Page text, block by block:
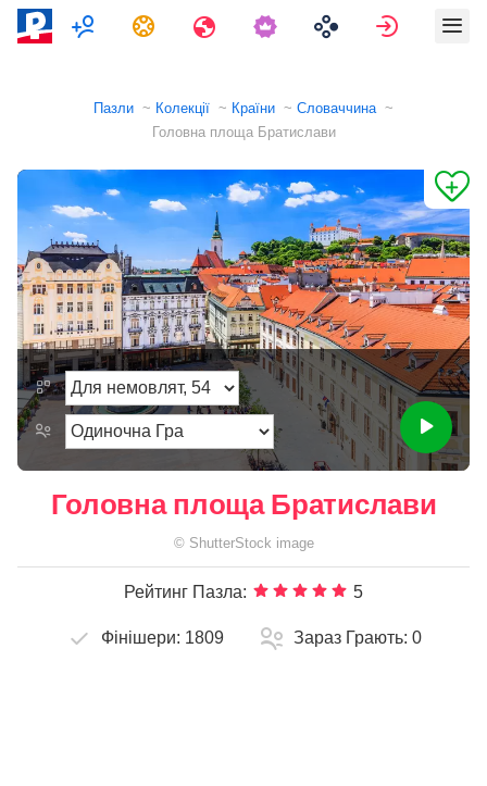
Мультиплеєр
ЗавданняПодорожі Увійти
Пазли Колекції Країни
Словаччина
Головна площа Братислави
Головна площа Братислави
© ShutterStock image
Рейтинг Пазла: 5
Фінішери: 1809 Зараз Грають: 0